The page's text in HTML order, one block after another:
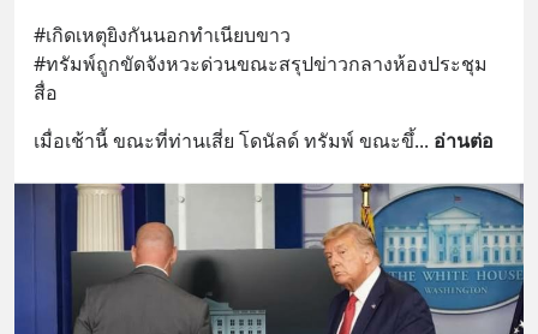
#เกิดเหตุยิงกันนอกทำเนียบขาว
#ทรัมพ์ถูกขัดจังหวะด่วนขณะสรุปข่าวกลางห้องประชุม
สื่อ
เมื่อเช้านี้ ขณะที่ท่านเสี่ย โดนัลด์ ทรัมพ์ ขณะขึ้... อ่านต่อ